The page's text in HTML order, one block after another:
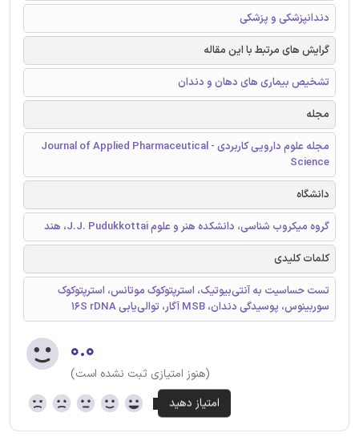
دندانپزشکی و پزشکی
گرایش های مرتبط با این مقاله
تشخیص بیماری های دهان و دندان
مجله
مجله علوم دارویی کاربردی - Journal of Applied Pharmaceutical
Science
دانشگاه
گروه میکروب شناسی، دانشکده هنر و علوم J.J. Pudukkottai، هند
کلمات کلیدی
تست حساسیت به آنتی‌بیوتیک، استرپتوکوک موتانس، استرپتوکوک
سوربینوس، پوسیدگی دندان، MSB آگار، توالی‌یابی 16S rDNA
۰.۰
(هنوز امتیازی ثبت نشده است)